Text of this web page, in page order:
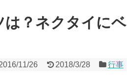
は？ネクタイにベ
11/26 2018/3/28 行事